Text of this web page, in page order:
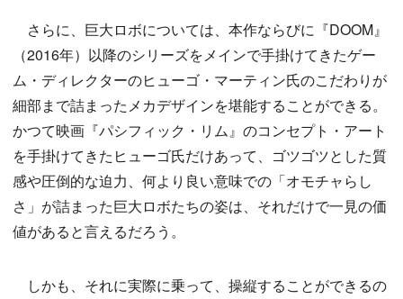
さらに、巨大ロボについては、本作ならびに『DOOM』
（2016年）以降のシリーズをメインで手掛けてきたゲー
ム・ディレクターのヒューゴ・マーティン氏のこだわりが
細部まで詰まったメカデザインを堪能することができる。
かつて映画『パシフィック・リム』のコンセプト・アート
を手掛けてきたヒューゴ氏だけあって、ゴツゴツとした質
感や圧倒的な迫力、何より良い意味での「オモチャらし
さ」が詰まった巨大ロボたちの姿は、それだけで一見の価
値があると言えるだろう。
しかも、それに実際に乗って、操縦することができるの